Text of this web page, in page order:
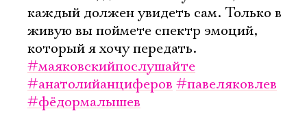
каждый должен увидеть сам. Только в
живую вы поймете спектр эмоций,
который я хочу передать.
#маяковскийпослушайте
#анатолийанциферов #павеляковлев
#фёдормалышев